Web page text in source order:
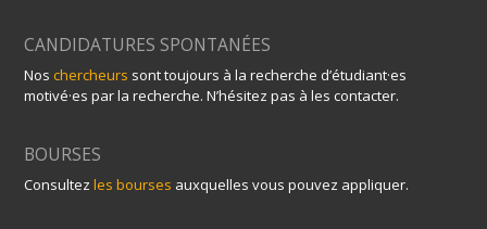
CANDIDATURES SPONTANÉES
Noschercheurs sont toujours à la recherche d’étudiant·es
motivé·es par la recherche. N’hésitez pas à les contacter.
BOURSES
Consultezles bourses auxquelles vous pouvez appliquer.